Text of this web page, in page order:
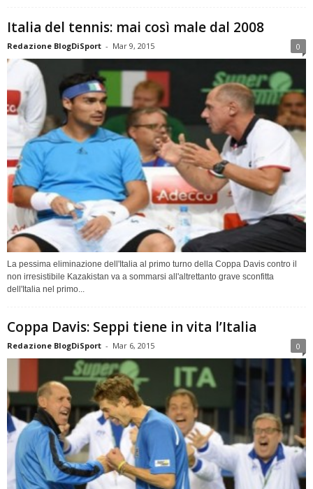
Italia del tennis: mai così male dal 2008
Redazione BlogDiSport - Mar 9, 2015 0
La pessima eliminazione dell'Italia al primo turno della Coppa Davis contro il
non irresistibile Kazakistan va a sommarsi all'altrettanto grave sconfitta
dell'Italia nel primo...
Coppa Davis: Seppi tiene in vita l’Italia
Redazione BlogDiSport - Mar 6, 2015 0